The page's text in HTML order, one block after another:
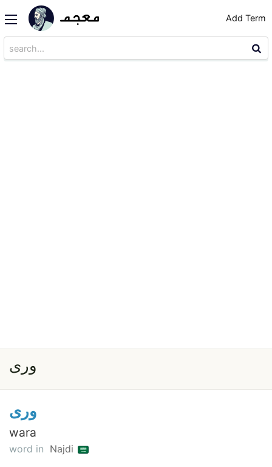
Add Term
ورى
ورى
wara
word in Najdi